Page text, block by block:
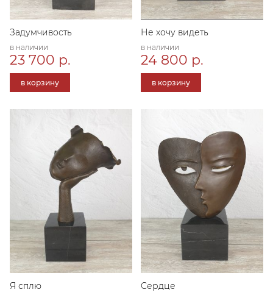
Задумчивость
в наличии
23 700 р.
в корзину
Не хочу видеть
в наличии
24 800 р.
в корзину
Я сплю Сердце